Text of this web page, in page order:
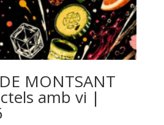
MONTSANT
amb vi |